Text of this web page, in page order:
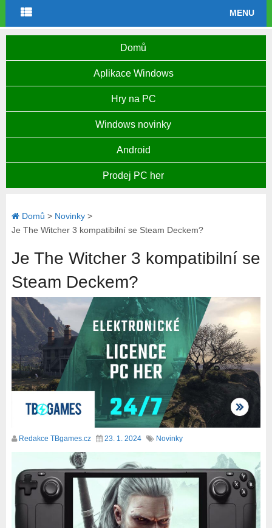
MENU
Domů
Aplikace Windows
Hry na PC
Windows novinky
Android
Prodej PC her
Domů > Novinky>
Je The Witcher 3 kompatibilní se Steam Deckem?
Je The Witcher 3 kompatibilní se
Steam Deckem?
Redakce TBgames.cz 23. 1. 2024 Novinky